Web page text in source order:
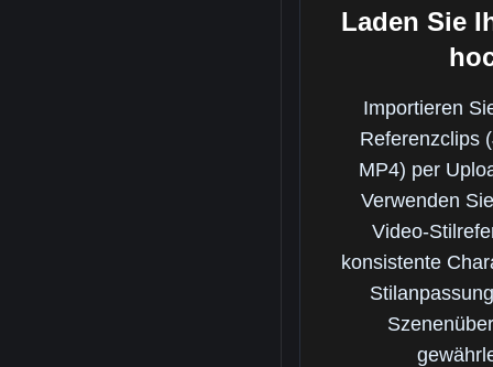
Laden Sie
Importieren
Referenzclips
MP4) per
Verwenden
Video-
konsistente